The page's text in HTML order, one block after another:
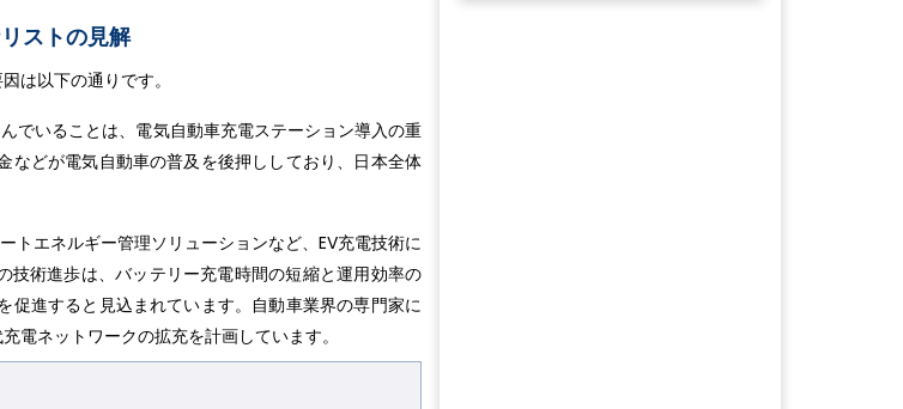
ストの見解
は以下の通りです。
でいることは、電気自動車充電ステーション導入の重
などが電気自動車の普及を後押ししており、日本全体
トエネルギー管理ソリューションなど、EV充電技術に
術進歩は、バッテリー充電時間の短縮と運用効率の
促進すると見込まれています。自動車業界の専門家に
電ネットワークの拡充を計画しています。